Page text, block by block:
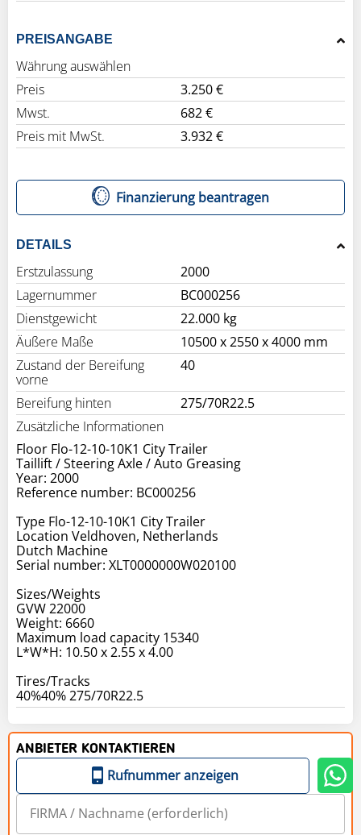
PREISANGABE
Währung auswählen
Preis
3.250 €
Mwst.
682 €
Preis mit MwSt.
3.932 €
Finanzierung beantragen
DETAILS
Erstzulassung
2000
Lagernummer
BC000256
Dienstgewicht
22.000 kg
Äußere Maße
10500 x 2550 x 4000 mm
Zustand der Bereifung
vorne
40
Bereifung hinten
275/70R22.5
Zusätzliche Informationen
Floor Flo-12-10-10K1 City Trailer
Taillift / Steering Axle / Auto Greasing
Year: 2000
Reference number: BC000256
Type Flo-12-10-10K1 City Trailer
Location Veldhoven, Netherlands
Dutch Machine
Serial number: XLT0000000W020100
Sizes/Weights
GVW 22000
Weight: 6660
Maximum load capacity 15340
L*W*H: 10.50 x 2.55 x 4.00
Tires/Tracks
40%40% 275/70R22.5
ANBIETER KONTAKTIEREN
Rufnummer anzeigen